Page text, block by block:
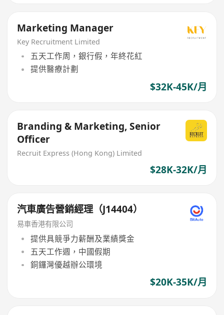
Marketing Manager
Key Recruitment Limited
五天工作周，銀行假，年終花紅
提供醫療計劃
$32K-45K/月
Branding & Marketing, Senior
Officer
Recruit Express (Hong Kong) Limited
$28K-32K/月
汽車廣告營銷經理（J14404）
易車香港有限公司
提供具競爭力薪酬及業績獎金
五天工作週，中國假期
銅鑼灣優越辦公環境
$20K-35K/月